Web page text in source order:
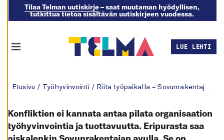
E
E
A
S
E
T
Tilaa Telman uutiskirje– saat muutaman hyödyllisen,
tutkittua tietoa sisältävän uutiskirjeen vuodessa.
LUE LEHTI
Etusivu / Työhyvinvointi /
Konfliktien ei kannata antaa pilata organisaation
työhyvinvointia ja tuottavuutta. Eripurasta saa